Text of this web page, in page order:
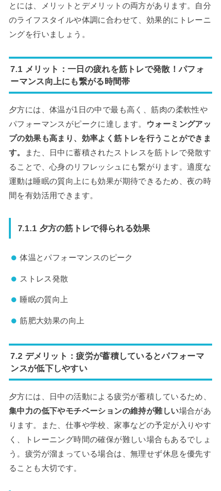
とには、メリットとデメリットの両方があります。自分
のライフスタイルや体調に合わせて、効果的にトレーニ
ングを行いましょう。
7.1 メリット：一日の疲れを筋トレで発散！パフォ
ーマンス向上にも繋がる時間帯
夕方には、体温が1日の中で最も高く、筋肉の柔軟性や
パフォーマンスがピークに達します。
ウォーミングアッ
プの効果も高まり、効率よく筋トレを行うことができま
す。
また、日中に蓄積されたストレスを筋トレで発散す
ることで、心身のリフレッシュにも繋がります。適度な
運動は睡眠の質向上にも効果が期待できるため、夜の時
間を有効活用できます。
7.1.1 夕方の筋トレで得られる効果
体温とパフォーマンスのピーク
ストレス発散
睡眠の質向上
筋肥大効果の向上
7.2 デメリット：疲労が蓄積しているとパフォーマ
ンスが低下しやすい
夕方には、日中の活動による疲労が蓄積しているため、
集中力の低下やモチベーションの維持が難しい場合があ
ります。また、仕事や学校、家事などの予定が入りやす
く、トレーニング時間の確保が難しい場合もあるでしょ
う。疲労が溜まっている場合は、無理せず休息を優先す
ることも大切です。